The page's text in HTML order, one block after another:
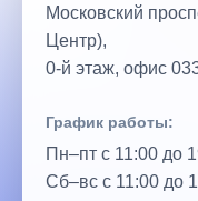
Московский
Центр),
0‑й этаж, офис
График работы:
Пн–пт с 11:00 до
Сб–вс с 11:00 до